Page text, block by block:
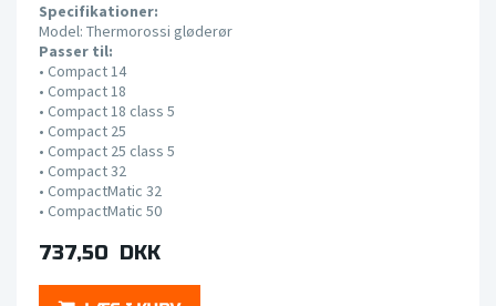
Specifikationer:
Model: Thermorossi gløderør
Passer til:
• Compact 14
• Compact 18
• Compact 18 class 5
• Compact 25
• Compact 25 class 5
• Compact 32
• CompactMatic 32
• CompactMatic 50
737,50 DKK